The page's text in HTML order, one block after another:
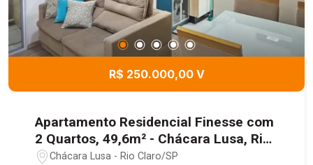
R$ 250.000,00 V
Apartamento Residencial Finesse com
2 Quartos, 49,6m² - Chácara Lusa, Rio
Claro/SP
Chácara Lusa - Rio Claro/SP